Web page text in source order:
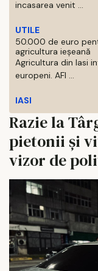
incasarea venit ...
UTILE
50.000 de euro
agricultura ieșeană
Agricultura din Iasi
europeni. AFI ...
IASI
Razie la
pietonii și
vizor de